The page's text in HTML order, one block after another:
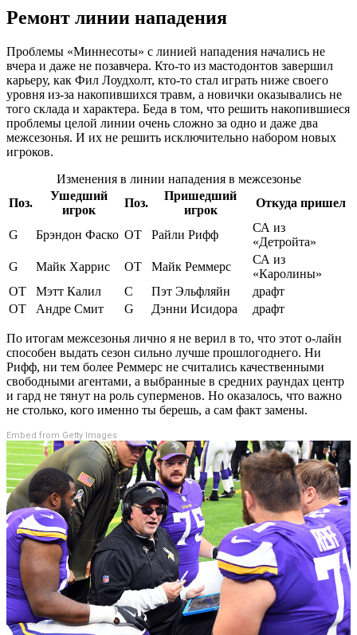
Ремонт линии нападения
Проблемы «Миннесоты» с линией нападения начались не
вчера и даже не позавчера. Кто-то из мастодонтов завершил
карьеру, как Фил Лоудхолт, кто-то стал играть ниже своего
уровня из-за накопившихся травм, а новички оказывались не
того склада и характера. Беда в том, что решить накопившиеся
проблемы целой линии очень сложно за одно и даже два
межсезонья. И их не решить исключительно набором новых
игроков.
Изменения в линии нападения в межсезонье
Поз.
Ушедший
игрок
Поз.
Пришедший
игрок
Откуда пришел
G Брэндон Фаско OT Райли Рифф
СА из
«Детройта»
G
Майк Харрис OT Майк Реммерс
СА из
«Каролины»
OT
Мэтт Калил C Пэт Эльфляйн
драфт
OT
Андре Смит G Дэнни Исидора драфт
По итогам межсезонья лично я не верил в то, что этот о-лайн
способен выдать сезон сильно лучше прошлогоднего. Ни
Рифф, ни тем более Реммерс не считались качественными
свободными агентами, а выбранные в средних раундах центр
и гард не тянут на роль суперменов. Но оказалось, что важно
не столько, кого именно ты берешь, а сам факт замены.
Embed from Getty Images